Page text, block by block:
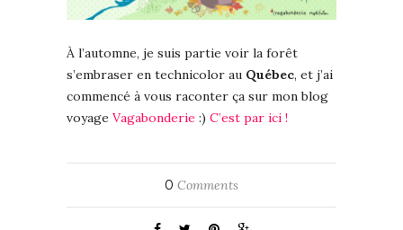
À l’automne, je suis partie voir la forêt
s’embraser en technicolor au Québec, et j’ai
commencé à vous raconter ça sur mon blog
voyage Vagabonderie :) C’est par ici !
0 Comments